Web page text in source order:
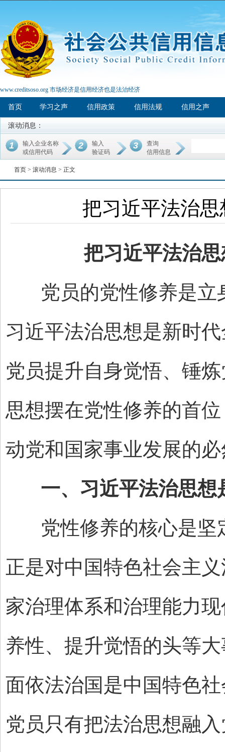
www.creditsoso.org 市场经济是信用经济也是法治经济
首页 学习之声 信用政策 信用法规 信用之声
滚动消息：
1
输入企业名称
或信用代码
2
输入
验证码
3
查询
信用信息
首页 > 滚动消息 > 正文
把习近平法治
把习近平法治
党员的党性修养是立
习近平法治思想是新时
党员提升自身觉悟、锤
思想摆在党性修养的首
动党和国家事业发展的
一、习近平法治思想
党性修养的核心是坚
正是对中国特色社会主
家治理体系和治理能力
养性、提升觉悟的头等
面依法治国是中国特色
党员只有把法治思想融